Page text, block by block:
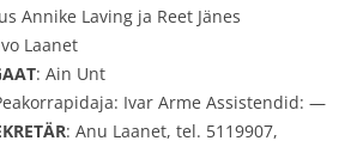
Annike Laving ja Reet Jänes
Laanet
: Ain Unt
Ivar Arme Assistendid: —
: Anu Laanet, tel. 5119907,